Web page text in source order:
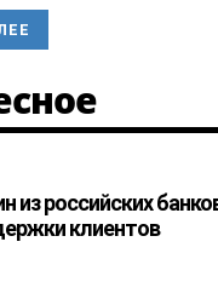
из российских
клиентов